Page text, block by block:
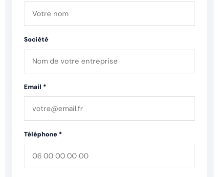
Société
Email *
Téléphone *